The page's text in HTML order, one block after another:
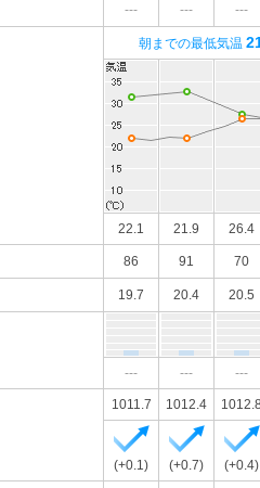
--- --- ---
朝までの最低気温
22.1 21.9 26.4
86 91 70
19.7 20.4 20.5
--- --- ---
1011.7 1012.4
(+0.1) (+0.7) (+0.4)